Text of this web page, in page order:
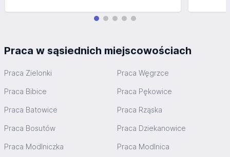
Praca w sąsiednich miejscowościach
Praca Zielonki Praca Węgrzce
Praca Bibice Praca Pękowice
Praca Batowice Praca Rząska
Praca Bosutów Praca Dziekanowice
Praca Modlniczka Praca Modlnica